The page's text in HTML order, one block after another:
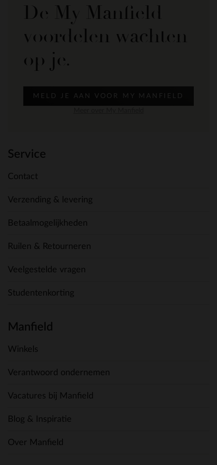
De My Manfield
voordelen wachten
op je.
MELD JE AAN VOOR MY MANFIELD
Service
Contact
Verzending & levering
Betaalmogelijkheden
Ruilen & Retourneren
Veelgestelde vragen
Studentenkorting
Manfield
Winkels
Verantwoord ondernemen
Vacatures bij Manfield
Blog & Inspiratie
Over Manfield